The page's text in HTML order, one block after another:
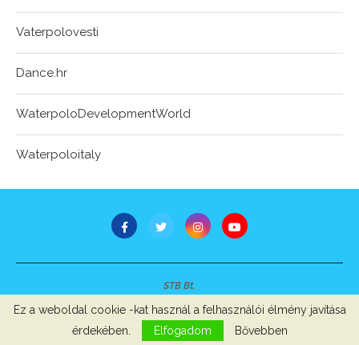
Vaterpolovesti
Dance.hr
WaterpoloDevelopmentWorld
Waterpoloitaly
STB Bt.
Szerzői jogok, adatvédelem Impresszum
Ez a weboldal cookie -kat használ a felhasználói élmény javítása
érdekében.
Elfogadom Bővebben